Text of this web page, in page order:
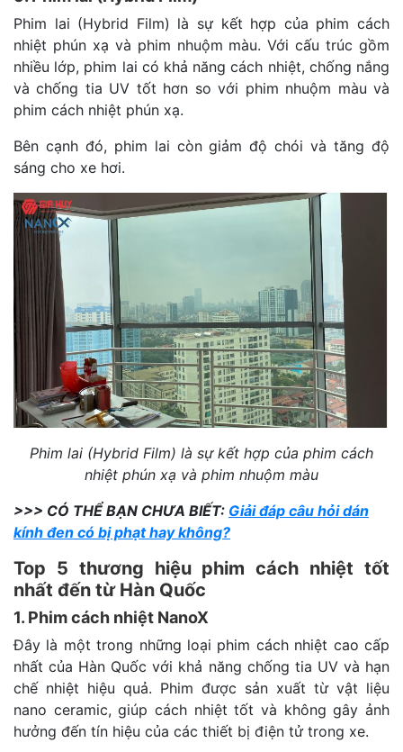
Phim lai (Hybrid Film) là sự kết hợp của phim cách
nhiệt phún xạ và phim nhuộm màu. Với cấu trúc gồm
nhiều lớp, phim lai có khả năng cách nhiệt, chống nắng
và chống tia UV tốt hơn so với phim nhuộm màu và
phim cách nhiệt phún xạ.
Bên cạnh đó, phim lai còn giảm độ chói và tăng độ
sáng cho xe hơi.
Phim lai (Hybrid Film) là sự kết hợp của phim cách
nhiệt phún xạ và phim nhuộm màu
>>> CÓ THỂ BẠN CHƯA BIẾT: Giải đáp câu hỏi dán
kính đen có bị phạt hay không?
Top 5 thương hiệu phim cách nhiệt tốt
nhất đến từ Hàn Quốc
1. Phim cách nhiệt NanoX
Đây là một trong những loại phim cách nhiệt cao cấp
nhất của Hàn Quốc với khả năng chống tia UV và hạn
chế nhiệt hiệu quả. Phim được sản xuất từ vật liệu
nano ceramic, giúp cách nhiệt tốt và không gây ảnh
hưởng đến tín hiệu của các thiết bị điện tử trong xe.